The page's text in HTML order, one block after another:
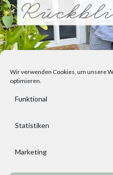
Wir verwenden Cookies, um unsere
optimieren.
Funktional
Statistiken
Marketing